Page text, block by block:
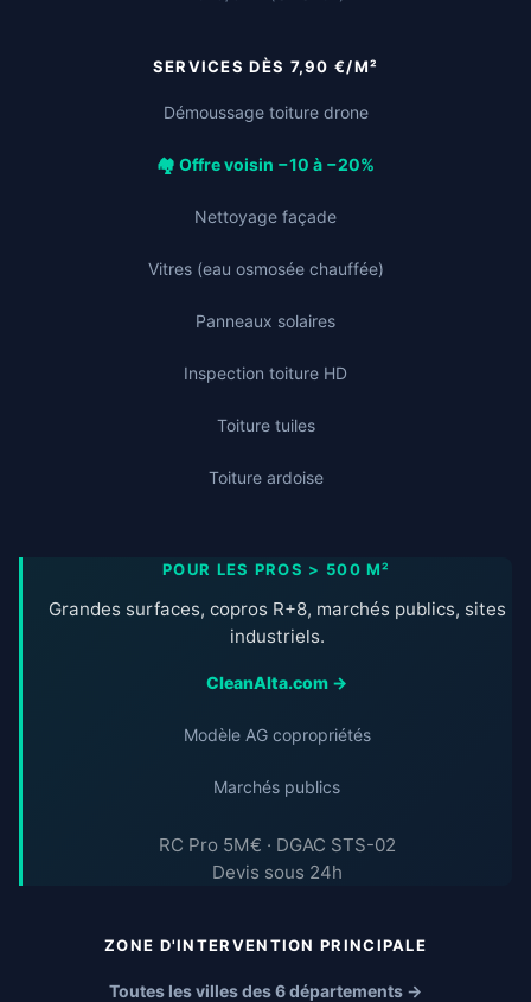
SERVICES DÈS 7,90 €/M²
Démoussage toiture drone
🏘️ Offre voisin −10 à −20%
Nettoyage façade
Vitres (eau osmosée chauffée)
Panneaux solaires
Inspection toiture HD
Toiture tuiles
Toiture ardoise
POUR LES PROS > 500 M²
Grandes surfaces, copros R+8, marchés publics, sites
industriels.
CleanAlta.com →
Modèle AG copropriétés
Marchés publics
RC Pro 5M€ · DGAC STS-02
Devis sous 24h
ZONE D'INTERVENTION PRINCIPALE
Toutes les villes des 6 départements →